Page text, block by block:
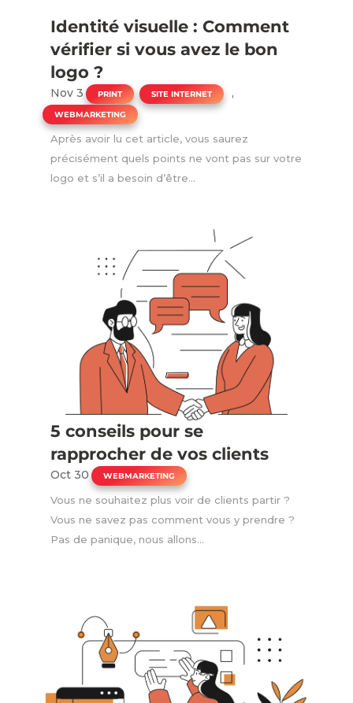
Identité visuelle : Comment
vérifier si vous avez le bon
logo ?
Nov 3 | PRINT , SITE INTERNET ,
WEBMARKETING
Après avoir lu cet article, vous saurez
précisément quels points ne vont pas sur votre
logo et s’il a besoin d’être...
5 conseils pour se
rapprocher de vos clients
Oct 30 | WEBMARKETING
Vous ne souhaitez plus voir de clients partir ?
Vous ne savez pas comment vous y prendre ?
Pas de panique, nous allons...